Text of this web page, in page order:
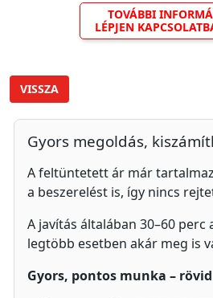
TOVÁBBI
LÉPJEN
VISSZA
Gyors megoldás,
A feltüntetett ár már
a beszerelést is, így nincs
A javítás általában 30–60 perc
legtöbb esetben akár meg is
Gyors, pontos munka –